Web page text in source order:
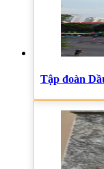
Tập đoàn